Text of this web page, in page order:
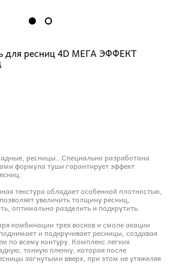
для ресниц 4D МЕГА ЭФФЕКТ
ресницы…Специально разработана
формула туши гарантирует эффект
текстура обладает особенной плотностью,
увеличить толщину ресниц,
оптимально разделить и подкрутить.
комбинации трех восков и смоле акации
и подкручивает ресницы, создавая
по всему контуру. Комплекс легких
тонкую пленку, которая после
загнутыми вверх, при этом не утяжеляя